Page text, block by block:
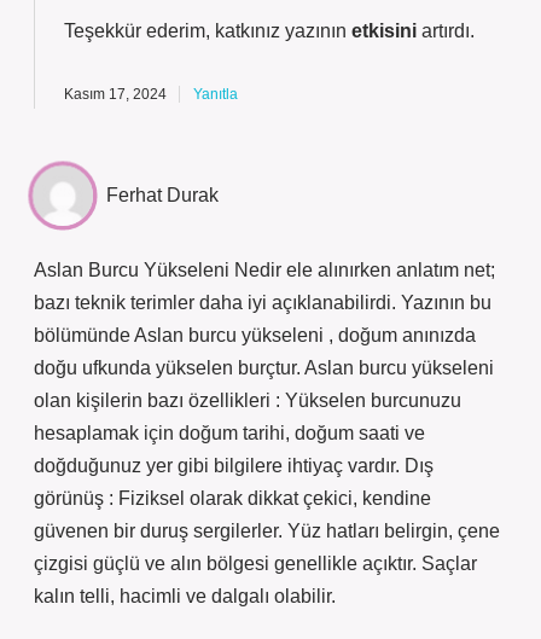
Teşekkür ederim, katkınız yazının etkisini artırdı.
Kasım 17, 2024 Yanıtla
Ferhat Durak
Aslan Burcu Yükseleni Nedir ele alınırken anlatım net;
bazı teknik terimler daha iyi açıklanabilirdi. Yazının bu
bölümünde Aslan burcu yükseleni , doğum anınızda
doğu ufkunda yükselen burçtur. Aslan burcu yükseleni
olan kişilerin bazı özellikleri : Yükselen burcunuzu
hesaplamak için doğum tarihi, doğum saati ve
doğduğunuz yer gibi bilgilere ihtiyaç vardır. Dış
görünüş : Fiziksel olarak dikkat çekici, kendine
güvenen bir duruş sergilerler. Yüz hatları belirgin, çene
çizgisi güçlü ve alın bölgesi genellikle açıktır. Saçlar
kalın telli, hacimli ve dalgalı olabilir.